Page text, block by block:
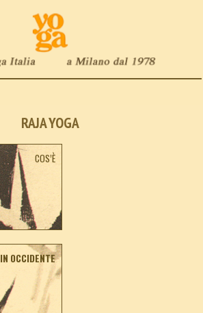
RAJA YOGA
COS’È
IN OCCIDENTE